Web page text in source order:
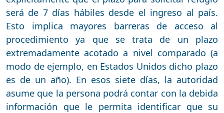
será de 7 días hábiles desde el ingreso al país.
Esto implica mayores barreras de acceso al
procedimiento ya que se trata de un plazo
extremadamente acotado a nivel comparado (a
modo de ejemplo, en Estados Unidos dicho plazo
es de un año). En esos siete días, la autoridad
asume que la persona podrá contar con la debida
información que le permita identificar que su